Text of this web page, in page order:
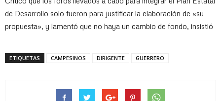
de Desarrollo solo fueron para justificar la elaboración de «su
propuesta», y lamentó que no haya un cambio de fondo, insistió
ETIQUETAS CAMPESINOS DIRIGENTE GUERRERO